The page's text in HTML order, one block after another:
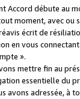
Accord débute au
moment, avec ou
écrit de
en vous
».
mettre fin au
essentielle du
avons adressée, à